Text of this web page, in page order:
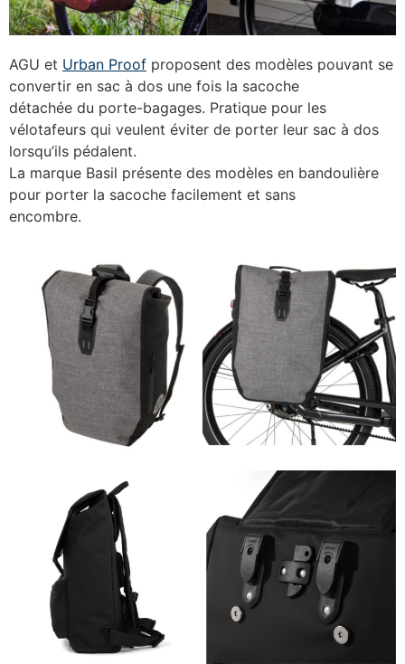
AGU et Urban Proof proposent des modèles pouvant se
convertir en sac à dos une fois la sacoche
détachée du porte-bagages. Pratique pour les
vélotafeurs qui veulent éviter de porter leur sac à dos
lorsqu’ils pédalent.
La marque Basil présente des modèles en bandoulière
pour porter la sacoche facilement et sans
encombre.